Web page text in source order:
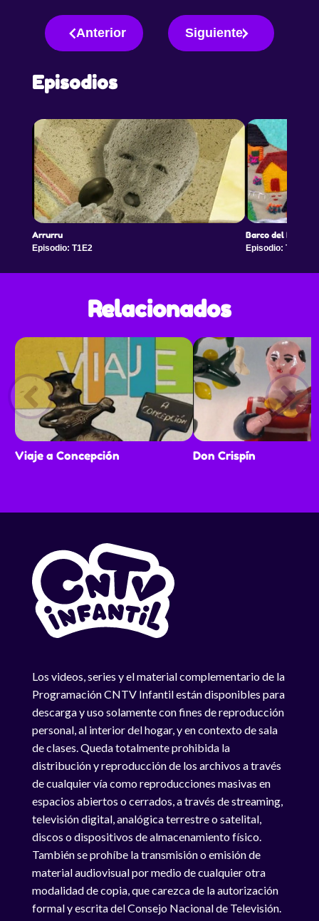
Anterior Siguiente
Episodios
Arrurru
Episodio: T1E2
Barco del Puerto
Episodio: T1E3
Relacionados
Viaje a Concepción Don Crispín
Los videos, series y el material complementario de la
Programación CNTV Infantil están disponibles para
descarga y uso solamente con fines de reproducción
personal, al interior del hogar, y en contexto de sala
de clases. Queda totalmente prohibida la
distribución y reproducción de los archivos a través
de cualquier vía como reproducciones masivas en
espacios abiertos o cerrados, a través de streaming,
televisión digital, analógica terrestre o satelital,
discos o dispositivos de almacenamiento físico.
También se prohíbe la transmisión o emisión de
material audiovisual por medio de cualquier otra
modalidad de copia, que carezca de la autorización
formal y escrita del Consejo Nacional de Televisión.